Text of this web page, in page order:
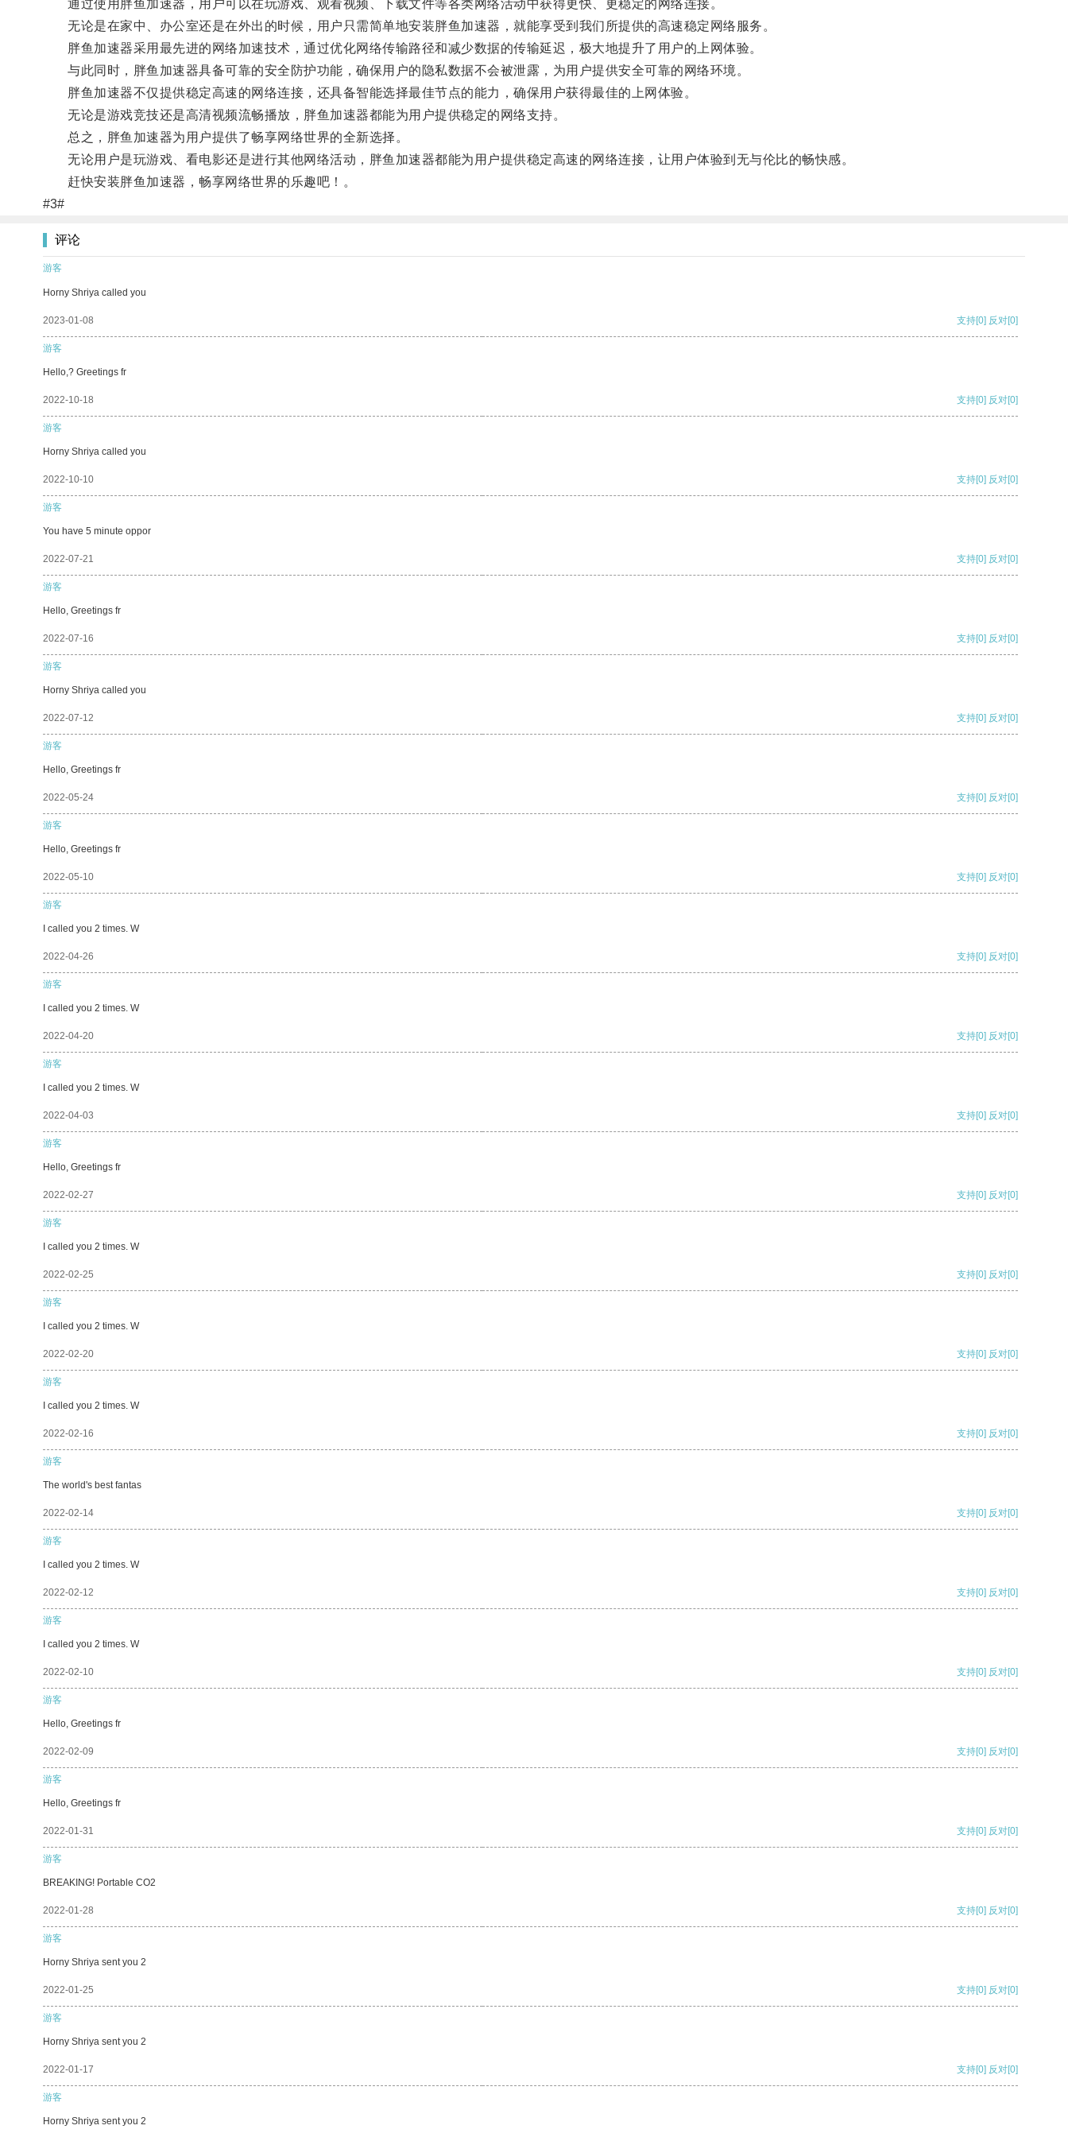
通过使用胖鱼加速器，用户可以在玩游戏、观看视频、下载文件等各类网络活动中获得更快、更稳定的网络连接。
无论是在家中、办公室还是在外出的时候，用户只需简单地安装胖鱼加速器，就能享受到我们所提供的高速稳定网络服务。
胖鱼加速器采用最先进的网络加速技术，通过优化网络传输路径和减少数据的传输延迟，极大地提升了用户的上网体验。
与此同时，胖鱼加速器具备可靠的安全防护功能，确保用户的隐私数据不会被泄露，为用户提供安全可靠的网络环境。
胖鱼加速器不仅提供稳定高速的网络连接，还具备智能选择最佳节点的能力，确保用户获得最佳的上网体验。
无论是游戏竞技还是高清视频流畅播放，胖鱼加速器都能为用户提供稳定的网络支持。
总之，胖鱼加速器为用户提供了畅享网络世界的全新选择。
无论用户是玩游戏、看电影还是进行其他网络活动，胖鱼加速器都能为用户提供稳定高速的网络连接，让用户体验到无与伦比的畅快感。
赶快安装胖鱼加速器，畅享网络世界的乐趣吧！。
#3#
评论
游客
Horny Shriya called you
2023-01-08 支持[0] 反对[0]
游客
Hello,? Greetings fr
2022-10-18 支持[0] 反对[0]
游客
Horny Shriya called you
2022-10-10 支持[0] 反对[0]
游客
You have 5 minute oppor
2022-07-21 支持[0] 反对[0]
游客
Hello, Greetings fr
2022-07-16 支持[0] 反对[0]
游客
Horny Shriya called you
2022-07-12 支持[0] 反对[0]
游客
Hello, Greetings fr
2022-05-24 支持[0] 反对[0]
游客
Hello, Greetings fr
2022-05-10 支持[0] 反对[0]
游客
I called you 2 times. W
2022-04-26 支持[0] 反对[0]
游客
I called you 2 times. W
2022-04-20 支持[0] 反对[0]
游客
I called you 2 times. W
2022-04-03 支持[0] 反对[0]
游客
Hello, Greetings fr
2022-02-27 支持[0] 反对[0]
游客
I called you 2 times. W
2022-02-25 支持[0] 反对[0]
游客
I called you 2 times. W
2022-02-20 支持[0] 反对[0]
游客
I called you 2 times. W
2022-02-16 支持[0] 反对[0]
游客
The world's best fantas
2022-02-14 支持[0] 反对[0]
游客
I called you 2 times. W
2022-02-12 支持[0] 反对[0]
游客
I called you 2 times. W
2022-02-10 支持[0] 反对[0]
游客
Hello, Greetings fr
2022-02-09 支持[0] 反对[0]
游客
Hello, Greetings fr
2022-01-31 支持[0] 反对[0]
游客
BREAKING! Portable CO2
2022-01-28 支持[0] 反对[0]
游客
Horny Shriya sent you 2
2022-01-25 支持[0] 反对[0]
游客
Horny Shriya sent you 2
2022-01-17 支持[0] 反对[0]
游客
Horny Shriya sent you 2